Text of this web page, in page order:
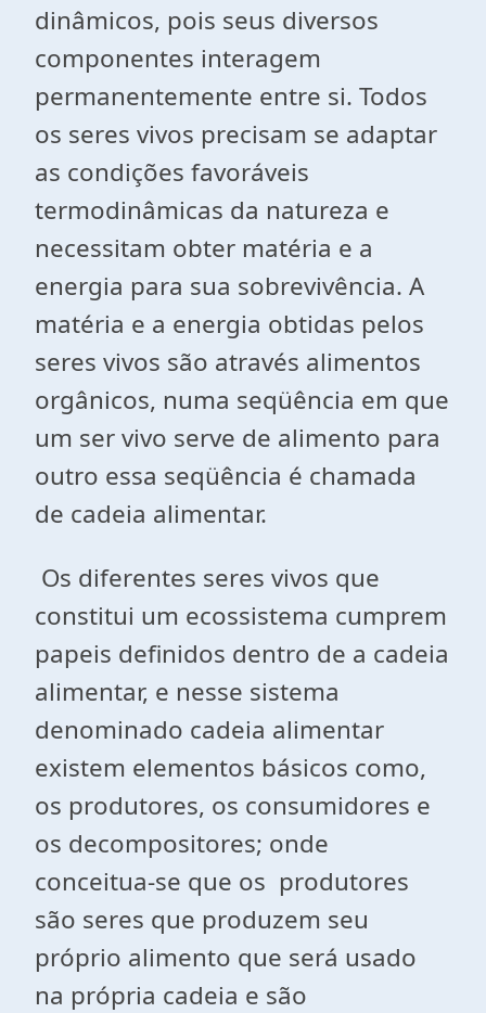
dinâmicos, pois seus diversos
componentes interagem
permanentemente entre si. Todos
os seres vivos precisam se adaptar
as condições favoráveis
termodinâmicas da natureza e
necessitam obter matéria e a
energia para sua sobrevivência. A
matéria e a energia obtidas pelos
seres vivos são através alimentos
orgânicos, numa seqüência em que
um ser vivo serve de alimento para
outro essa seqüência é chamada
de cadeia alimentar.
Os diferentes seres vivos que
constitui um ecossistema cumprem
papeis definidos dentro de a cadeia
alimentar, e nesse sistema
denominado cadeia alimentar
existem elementos básicos como,
os produtores, os consumidores e
os decompositores; onde
conceitua-se que os produtores
são seres que produzem seu
próprio alimento que será usado
na própria cadeia e são